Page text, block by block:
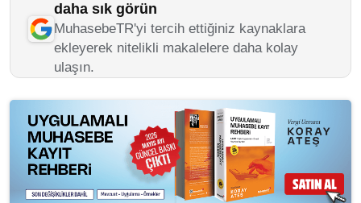
daha sık görün
MuhasebeTR'yi tercih ettiğiniz kaynaklara
ekleyerek nitelikli makalelere daha kolay
ulaşın.